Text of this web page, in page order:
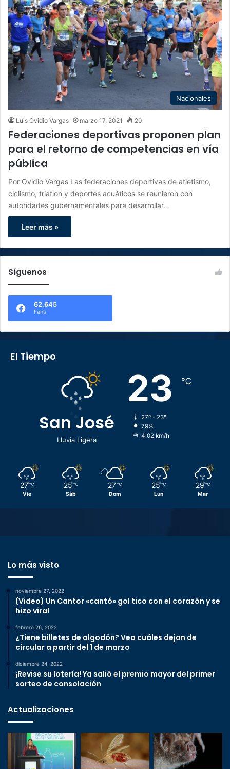
Nacionales
Luis Ovidio Vargas marzo 17, 2021 20
Federaciones deportivas proponen plan
para el retorno de competencias en vía
pública
Por Ovidio Vargas Las federaciones deportivas de atletismo,
ciclismo, triatlón y deportes acuáticos se reunieron con
autoridades gubernamentales para desarrollar…
Leer más »
Síguenos
62.645
Fans
El Tiempo
San José
Lluvia Ligera
23 ℃
27º - 23º
79%
4.02 km/h
27 ℃
Vie
25 ℃
Sáb
27 ℃
Dom
25 ℃
Lun
29 ℃
Mar
Lo más visto
noviembre 27, 2022
(Video) Un Cantor «cantó» gol tico con el corazón y se
hizo viral
febrero 26, 2022
¿Tiene billetes de algodón? Vea cuáles dejan de
circular a partir del 1 de marzo
diciembre 24, 2022
¡Revise su lotería! Ya salió el premio mayor del primer
sorteo de consolación
Actualizaciones